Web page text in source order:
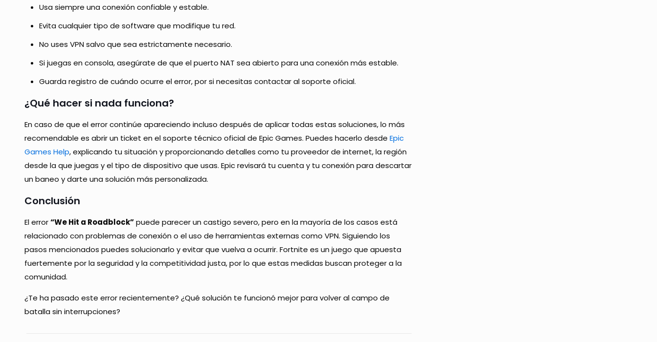
Usa siempre una conexión confiable y estable.
Evita cualquier tipo de software que modifique tu red.
No uses VPN salvo que sea estrictamente necesario.
Si juegas en consola, asegúrate de que el puerto NAT sea abierto para una conexión más estable.
Guarda registro de cuándo ocurre el error, por si necesitas contactar al soporte oficial.
¿Qué hacer si nada funciona?
En caso de que el error continúe apareciendo incluso después de aplicar todas estas soluciones, lo más
recomendable es abrir un ticket en el soporte técnico oficial de Epic Games. Puedes hacerlo desdeEpic
Games Help, explicando tu situación y proporcionando detalles como tu proveedor de internet, la región
desde la que juegas y el tipo de dispositivo que usas. Epic revisará tu cuenta y tu conexión para descartar
un baneo y darte una solución más personalizada.
Conclusión
El error“We Hit a Roadblock”puede parecer un castigo severo, pero en la mayoría de los casos está
relacionado con problemas de conexión o el uso de herramientas externas como VPN. Siguiendo los
pasos mencionados puedes solucionarlo y evitar que vuelva a ocurrir. Fortnite es un juego que apuesta
fuertemente por la seguridad y la competitividad justa, por lo que estas medidas buscan proteger a la
comunidad.
¿Te ha pasado este error recientemente? ¿Qué solución te funcionó mejor para volver al campo de
batalla sin interrupciones?